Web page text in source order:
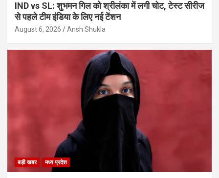
IND vs SL: शुभमन गिल को श्रीलंका में लगी चोट, टेस्ट सीरीज
से पहले टीम इंडिया के लिए नई टेंशन
August 6, 2026 Ansh Shukla
बड़ी खबर मध्य प्रदेश